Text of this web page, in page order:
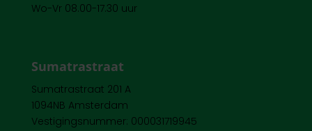
Wo-Vr 08.00-17.30 uur
Sumatrastraat
Sumatrastraat 201 A
1094NB Amsterdam
Vestigingsnummer: 000031719945